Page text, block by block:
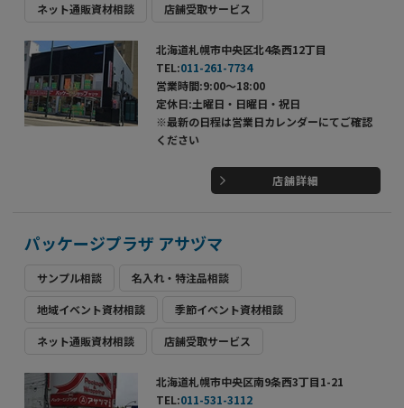
ネット通販資材相談 店舗受取サービス
北海道札幌市中央区北4条西12丁目
TEL:011-261-7734
営業時間:9:00～18:00
定休日:土曜日・日曜日・祝日
※最新の日程は営業日カレンダーにてご確認
ください
店舗詳細
パッケージプラザ アサヅマ
サンプル相談 名入れ・特注品相談
地域イベント資材相談 季節イベント資材相談
ネット通販資材相談 店舗受取サービス
北海道札幌市中央区南9条西3丁目1-21
TEL:011-531-3112